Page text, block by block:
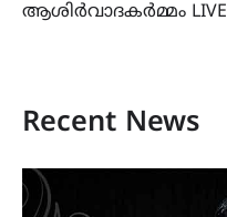
ആശിർവാദകർമ്മം LIVE
Recent News